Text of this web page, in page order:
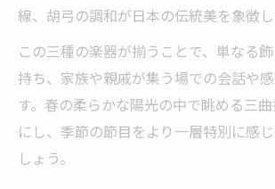
線、胡弓の調和が日本の伝統美を象徴し
この三種の楽器が揃うことで、単なる
持ち、家族や親戚が集う場での会話や
す。春の柔らかな陽光の中で眺める三
にし、季節の節目をより一層特別に感
しょう。